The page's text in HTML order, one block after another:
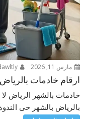
مارس 11, 2026 may eldawltly
ارقام خادمات بالرياض
خادمات بالشهر الرياض
بالرياض بالشهر حى